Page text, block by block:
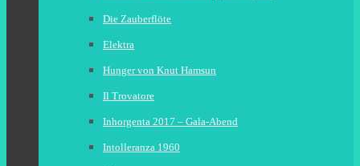
Die Zauberflöte
Elektra
Hunger von Knut Hamsun
Il Trovatore
Inhorgenta 2017 – Gala-Abend
Intolleranza 1960